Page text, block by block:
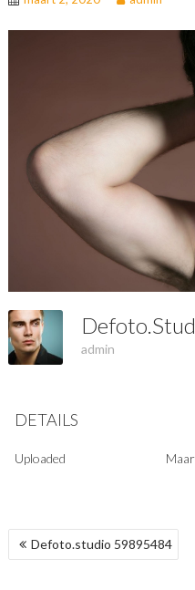
admin
DETAILS
Uploaded
BERICHT
NAVIGATIE
Defoto.studio 59895484